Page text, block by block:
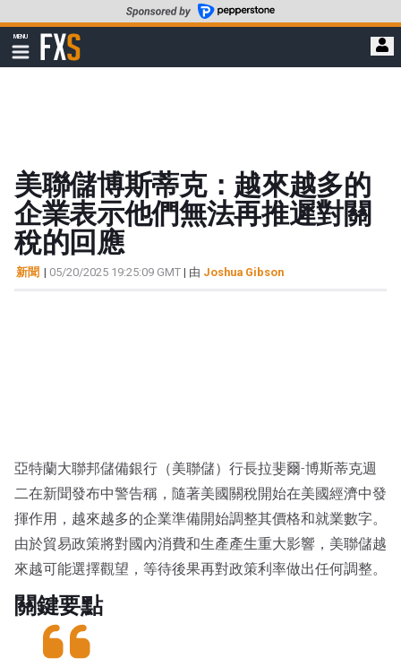
至
要
MENU
顯
示
FXStreet
美聯儲博斯蒂克：越來越多的
企業表示他們無法再推遲對關
稅的回應
新聞 | 05/20/2025 19:25:09 GMT | 由 Joshua Gibson
亞特蘭大聯邦儲備銀行（美聯儲）行長拉斐爾-博斯蒂克週
二在新聞發布中警告稱，隨著美國關稅開始在美國經濟中發
揮作用，越來越多的企業準備開始調整其價格和就業數字。
由於貿易政策將對國內消費和生產產生重大影響，美聯儲越
來越可能選擇觀望，等待後果再對政策利率做出任何調整。
關鍵要點